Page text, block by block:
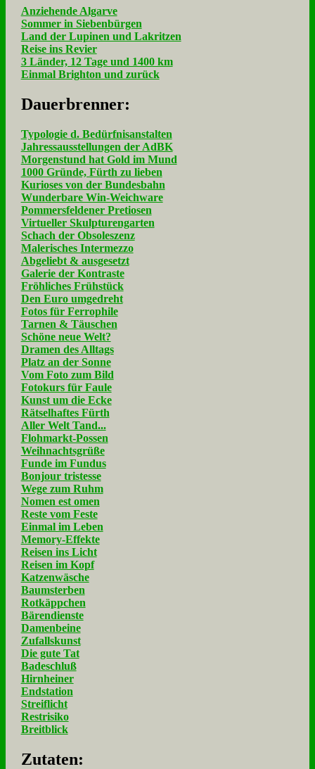
Anziehende Algarve
Sommer in Siebenbürgen
Land der Lupinen und Lakritzen
Reise ins Revier
3 Länder, 12 Tage und 1400 km
Einmal Brighton und zurück
Dau­er­bren­ner:
Typologie d. Bedürfnisanstalten
Jahressausstellungen der AdBK
Morgenstund hat Gold im Mund
1000 Gründe, Fürth zu lieben
Kurioses von der Bundesbahn
Wunderbare Win-Weichware
Pommersfeldener Pretiosen
Virtueller Skulpturengarten
Schach der Obsoleszenz
Malerisches Intermezzo
Abgeliebt & ausgesetzt
Galerie der Kontraste
Fröhliches Frühstück
Den Euro umgedreht
Fotos für Ferrophile
Tarnen & Täuschen
Schöne neue Welt?
Dramen des Alltags
Platz an der Sonne
Vom Foto zum Bild
Fotokurs für Faule
Kunst um die Ecke
Rätselhaftes Fürth
Aller Welt Tand...
Flohmarkt-Possen
Weihnachtsgrüße
Funde im Fundus
Bonjour tristesse
Wege zum Ruhm
Nomen est omen
Reste vom Feste
Einmal im Leben
Memory-Effekte
Reisen ins Licht
Reisen im Kopf
Katzenwäsche
Baumsterben
Rotkäppchen
Bärendienste
Damenbeine
Zufallskunst
Die gute Tat
Badeschluß
Hirnheiner
Endstation
Streiflicht
Restrisiko
Breitblick
Zu­ta­ten: